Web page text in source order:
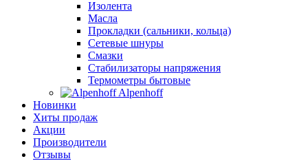
Изолента
Масла
Прокладки (сальники, кольца)
Сетевые шнуры
Смазки
Стабилизаторы напряжения
Термометры бытовые
Alpenhoff
Новинки
Хиты продаж
Акции
Производители
Отзывы